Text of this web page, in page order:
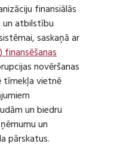
finansiālās
un atbilstību
saskaņā ar
novēršanas
tīmekļa vietnē
un biedru
un
pārskatus.